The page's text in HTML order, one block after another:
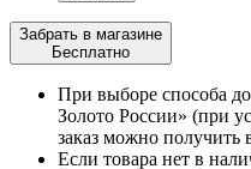
Забрать в магазине
Бесплатно
При выборе способа
Золото России» (при
заказ можно получить
Если товара нет в